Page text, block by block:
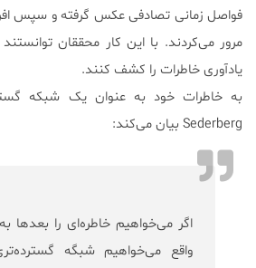
فواصل زمانی تصادفی عکس گرفته و سپس
مرور می‌کردند‌. با این کار محققان
یادآوری خاطرات را کشف کنند.
به خاطرات خود به عنوان یک شبکه
Sederberg بیان می‌کند:
اگر می‌خواهیم خاطره‌ای را بعدها به
واقع می‌خواهیم شبگه